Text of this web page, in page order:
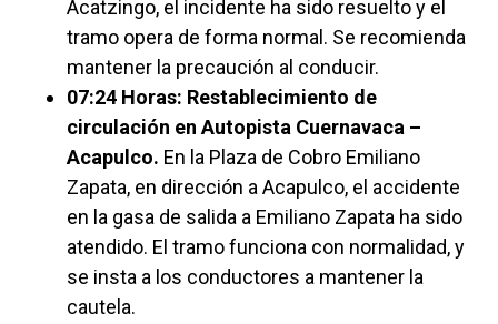
Acatzingo, el incidente ha sido resuelto y el
tramo opera de forma normal. Se recomienda
mantener la precaución al conducir.
07:24 Horas: Restablecimiento de
circulación en Autopista Cuernavaca –
Acapulco. En la Plaza de Cobro Emiliano
Zapata, en dirección a Acapulco, el accidente
en la gasa de salida a Emiliano Zapata ha sido
atendido. El tramo funciona con normalidad, y
se insta a los conductores a mantener la
cautela.